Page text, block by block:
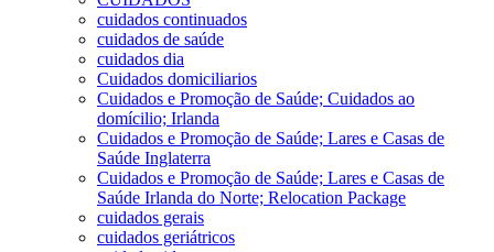
cuidados continuados
cuidados de saúde
cuidados dia
Cuidados domiciliarios
Cuidados e Promoção de Saúde; Cuidados ao
domícilio; Irlanda
Cuidados e Promoção de Saúde; Lares e Casas de
Saúde Inglaterra
Cuidados e Promoção de Saúde; Lares e Casas de
Saúde Irlanda do Norte; Relocation Package
cuidados gerais
cuidados geriátricos